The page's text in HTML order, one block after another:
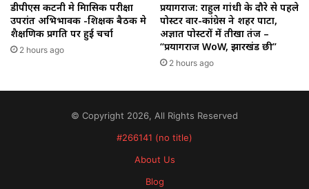
डीपीएस कटनी मे त्रिमासिक परीक्षा
उपरांत अभिभावक -शिक्षक बैठक मे
शैक्षणिक प्रगति पर हुई चर्चा
2 hours ago
प्रयागराज: राहुल गांधी के दौरे से पहले
पोस्टर वार-कांग्रेस ने शहर पाटा,
अज्ञात पोस्टरों में तीखा तंज –
“प्रयागराज WoW, झारखंड छी”
2 hours ago
© Copyright 2026, All Rights Reserved
#266141 (no title)
About Us
Blog